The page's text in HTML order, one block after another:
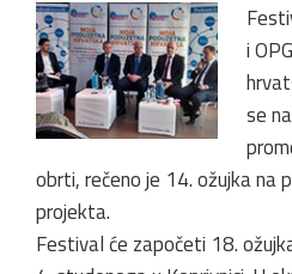
i
se
obrti, rečeno je 14. ožujka na
projekta.
Festival će započeti 18.